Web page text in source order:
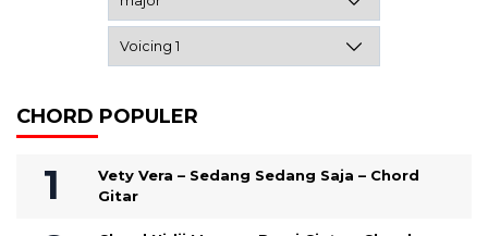
CHORD POPULER
Vety Vera – Sedang Sedang Saja – Chord
Gitar